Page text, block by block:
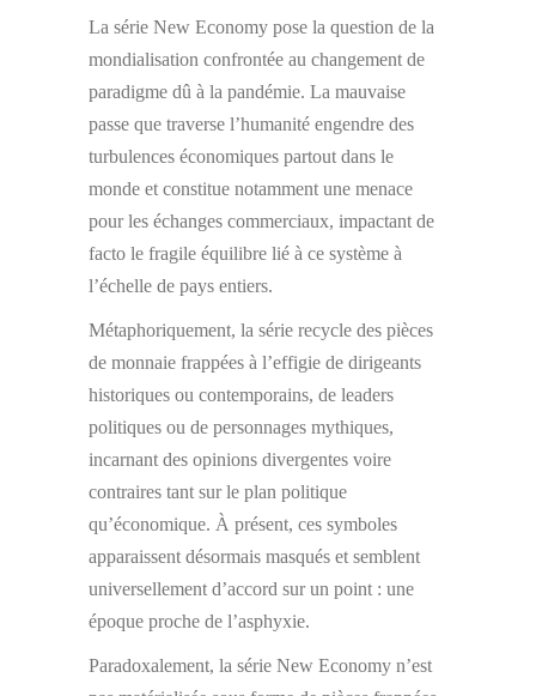
La série New Economy pose la question de la
mondialisation confrontée au changement de
paradigme dû à la pandémie. La mauvaise
passe que traverse l’humanité engendre des
turbulences économiques partout dans le
monde et constitue notamment une menace
pour les échanges commerciaux, impactant de
facto le fragile équilibre lié à ce système à
l’échelle de pays entiers.
Métaphoriquement, la série recycle des pièces
de monnaie frappées à l’effigie de dirigeants
historiques ou contemporains, de leaders
politiques ou de personnages mythiques,
incarnant des opinions divergentes voire
contraires tant sur le plan politique
qu’économique. À présent, ces symboles
apparaissent désormais masqués et semblent
universellement d’accord sur un point : une
époque proche de l’asphyxie.
Paradoxalement, la série New Economy n’est